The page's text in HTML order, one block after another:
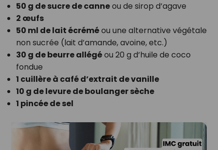
50 g de sucre de canneou de sirop d’agave
2 œufs
50 ml de lait écréméou une alternative végétale
non sucrée (lait d’amande, avoine, etc.)
30 g de beurre allégéou 20 g d’huile de coco
fondue
1 cuillère à café d’extrait de vanille
10 g de levure de boulanger sèche
1 pincée de sel